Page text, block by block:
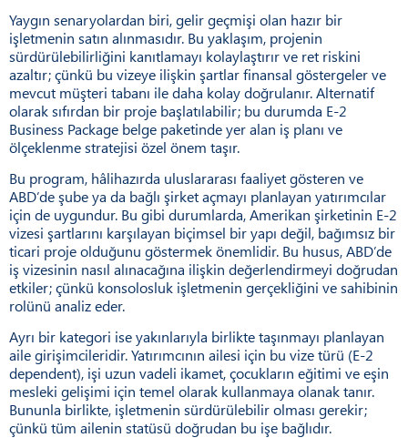
Yaygın senaryolardan biri, gelir geçmişi olan hazır bir
işletmenin satın alınmasıdır. Bu yaklaşım, projenin
sürdürülebilirliğini kanıtlamayı kolaylaştırır ve ret riskini
azaltır; çünkü bu vizeye ilişkin şartlar finansal göstergeler ve
mevcut müşteri tabanı ile daha kolay doğrulanır. Alternatif
olarak sıfırdan bir proje başlatılabilir; bu durumda E-2
Business Package belge paketinde yer alan iş planı ve
ölçeklenme stratejisi özel önem taşır.
Bu program, hâlihazırda uluslararası faaliyet gösteren ve
ABD’de şube ya da bağlı şirket açmayı planlayan yatırımcılar
için de uygundur. Bu gibi durumlarda, Amerikan şirketinin E-2
vizesi şartlarını karşılayan biçimsel bir yapı değil, bağımsız bir
ticari proje olduğunu göstermek önemlidir. Bu husus, ABD’de
iş vizesinin nasıl alınacağına ilişkin değerlendirmeyi doğrudan
etkiler; çünkü konsolosluk işletmenin gerçekliğini ve sahibinin
rolünü analiz eder.
Ayrı bir kategori ise yakınlarıyla birlikte taşınmayı planlayan
aile girişimcileridir. Yatırımcının ailesi için bu vize türü (E-2
dependent), işi uzun vadeli ikamet, çocukların eğitimi ve eşin
mesleki gelişimi için temel olarak kullanmaya olanak tanır.
Bununla birlikte, işletmenin sürdürülebilir olması gerekir;
çünkü tüm ailenin statüsü doğrudan bu işe bağlıdır.